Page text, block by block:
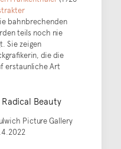
bahnbrechenden
teils noch nie
Sie zeigen
die die
erstaunliche Art
Beauty
Picture Gallery